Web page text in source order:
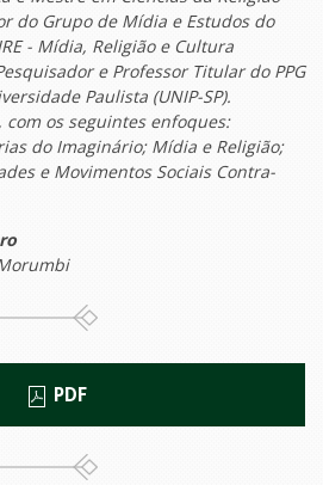
do Grupo de Mídia e Estudos do
- Mídia, Religião e Cultura
e Professor Titular do PPG
Paulista (UNIP-SP).
os seguintes enfoques:
do Imaginário; Mídia e Religião;
e Movimentos Sociais Contra-
PDF